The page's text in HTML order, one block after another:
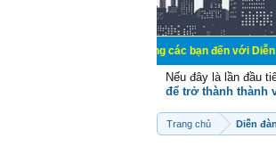
Chào mừng các bạn đến với Diễn đàn Cơ
Nếu đây là lần đầu
để trở thành thành
Trang chủ Diễn đàn